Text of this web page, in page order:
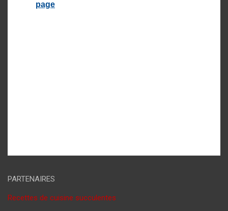
PARTENAIRES
Recettes de cuisine succulentes